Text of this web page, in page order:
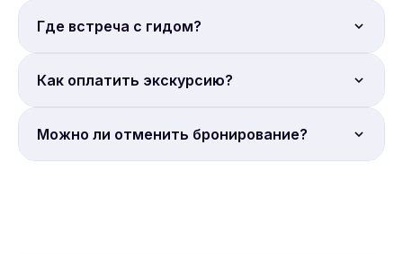
Цена от 6 550 руб. с человека. Бронируйте онлайн.
Где встреча с гидом?
Место встречи: Дельта Измайлово.
Как оплатить экскурсию?
Полная онлайн-оплата. Бронирование на сайте
Можно ли отменить бронирование?